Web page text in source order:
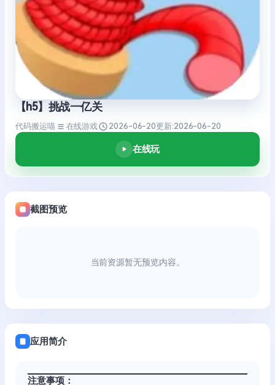
【h5】挑战一亿关
代码搬运喵 在线游戏 2026-06-20更新:2026-06-20
在线玩
截图预览
当前资源暂无预览内容。
应用简介
注意事项：